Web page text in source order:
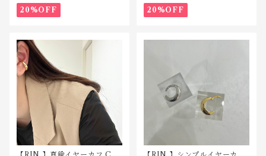
20%OFF 20%OFF